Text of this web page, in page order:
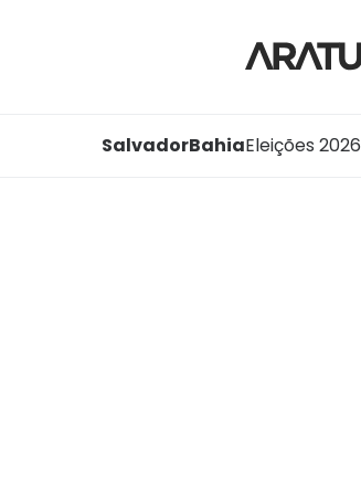
SalvadorBahiaEleições 2026